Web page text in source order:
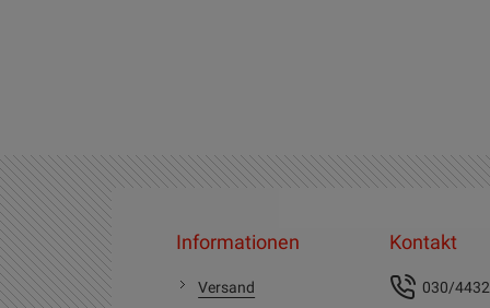
Informationen
Versand
Kontakt
030/